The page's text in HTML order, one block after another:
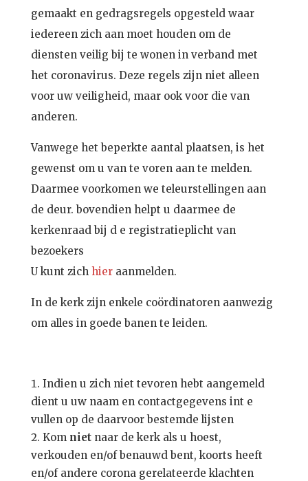
gemaakt en gedragsregels opgesteld waar
iedereen zich aan moet houden om de
diensten veilig bij te wonen in verband met
het coronavirus. Deze regels zijn niet alleen
voor uw veiligheid, maar ook voor die van
anderen.
Vanwege het beperkte aantal plaatsen, is het
gewenst om u van te voren aan te melden.
Daarmee voorkomen we teleurstellingen aan
de deur. bovendien helpt u daarmee de
kerkenraad bij d e registratieplicht van
bezoekers
U kunt zich hieraanmelden.
In de kerk zijn enkele coördinatoren aanwezig
om alles in goede banen te leiden.
Indien u zich niet tevoren hebt aangemeld
dient u uw naam en contactgegevens int e
vullen op de daarvoor bestemde lijsten
Kom nietnaar de kerk als u hoest,
verkouden en/of benauwd bent, koorts heeft
en/of andere corona gerelateerde klachten